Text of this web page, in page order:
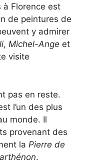
à Florence est
de peintures de
y admirer
, Michel-Ange et
visite
pas en reste.
l’un des plus
monde. Il
provenant des
la Pierre de
.